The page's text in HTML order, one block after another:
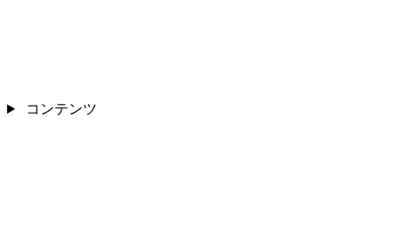
コンテンツ